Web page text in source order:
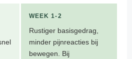
WEEK 1-2
Rustiger basisgedrag,
minder pijnreacties bij
bewegen. Bij